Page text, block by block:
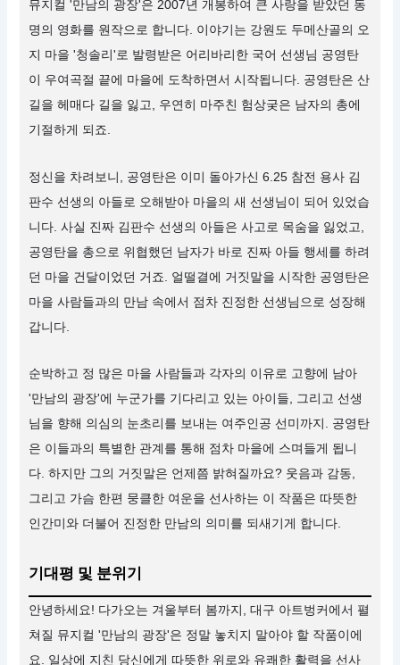
뮤지컬 '만남의 광장'은 2007년 개봉하여 큰 사랑을 받았던 동
명의 영화를 원작으로 합니다. 이야기는 강원도 두메산골의 오
지 마을 '청솔리'로 발령받은 어리바리한 국어 선생님 공영탄
이 우여곡절 끝에 마을에 도착하면서 시작됩니다. 공영탄은 산
길을 헤매다 길을 잃고, 우연히 마주친 험상궂은 남자의 총에
기절하게 되죠.
정신을 차려보니, 공영탄은 이미 돌아가신 6.25 참전 용사 김
판수 선생의 아들로 오해받아 마을의 새 선생님이 되어 있었습
니다. 사실 진짜 김판수 선생의 아들은 사고로 목숨을 잃었고,
공영탄을 총으로 위협했던 남자가 바로 진짜 아들 행세를 하려
던 마을 건달이었던 거죠. 얼떨결에 거짓말을 시작한 공영탄은
마을 사람들과의 만남 속에서 점차 진정한 선생님으로 성장해
갑니다.
순박하고 정 많은 마을 사람들과 각자의 이유로 고향에 남아
'만남의 광장'에 누군가를 기다리고 있는 아이들, 그리고 선생
님을 향해 의심의 눈초리를 보내는 여주인공 선미까지. 공영탄
은 이들과의 특별한 관계를 통해 점차 마을에 스며들게 됩니
다. 하지만 그의 거짓말은 언제쯤 밝혀질까요? 웃음과 감동,
그리고 가슴 한편 뭉클한 여운을 선사하는 이 작품은 따뜻한
인간미와 더불어 진정한 만남의 의미를 되새기게 합니다.
기대평 및 분위기
안녕하세요! 다가오는 겨울부터 봄까지, 대구 아트벙커에서 펼
쳐질 뮤지컬 '만남의 광장'은 정말 놓치지 말아야 할 작품이에
요. 일상에 지친 당신에게 따뜻한 위로와 유쾌한 활력을 선사